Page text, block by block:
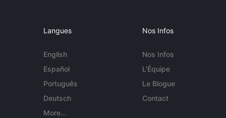
Langues
English
Español
Português
Deutsch
More...
Nos Infos
Nos Infos
L'Équipe
Le Blogue
Contact